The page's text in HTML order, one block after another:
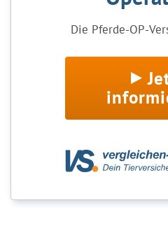
Die Pferde-OP-